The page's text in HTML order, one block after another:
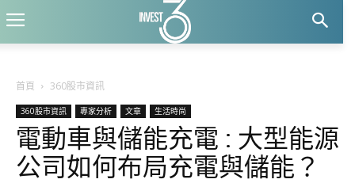
首頁 360股市資訊
360股市資訊 專家分析 文章 生活時尚
電動車與儲能充電 : 大型能源
公司如何布局充電與儲能？